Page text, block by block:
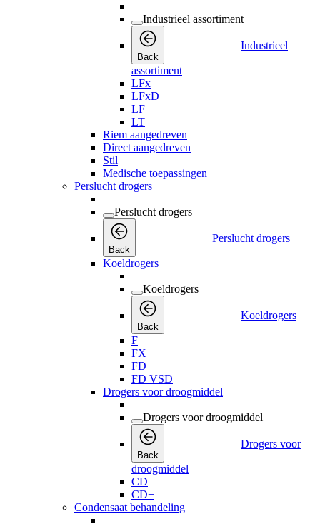
Industrieel assortiment
Back
Industrieel
assortiment
LFx
LFxD
LF
LT
Riem aangedreven
Direct aangedreven
Stil
Medische toepassingen
Perslucht drogers
Perslucht drogers
Back
Perslucht drogers
Koeldrogers
Koeldrogers
Back
Koeldrogers
F
FX
FD
FD VSD
Drogers voor droogmiddel
Drogers voor droogmiddel
Back
Drogers voor
droogmiddel
CD
CD+
Condensaat behandeling